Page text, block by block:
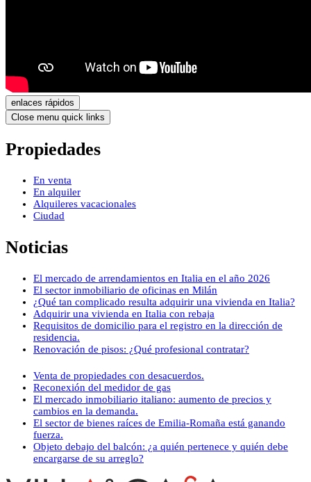
enlaces rápidos
Close menu quick links
Propiedades
En venta
En alquiler
Alquileres vacacionales
Ciudad
Noticias
El mercado de arrendamientos en Italia en el año 2026
El sector inmobiliario de oficinas en Milán
¿Qué tan complicado resulta adquirir una vivienda en Italia?
Adquirir una vivienda en Italia con rebaja
Requisitos de domicilio para el registro en la dirección de
residencia.
Renovación de pisos: ¿Qué profesional contratar?
Venta de propiedades con desacuerdos.
Reconexión del medidor de gas
El mercado inmobiliario italiano: aumento de precios y
cambios en la demanda.
El sector de bienes raíces de Emilia-Romaña está ganando
fuerza.
Objeto debajo del balcón: ¿a quién pertenece y quién debe
encargarse de su arreglo?